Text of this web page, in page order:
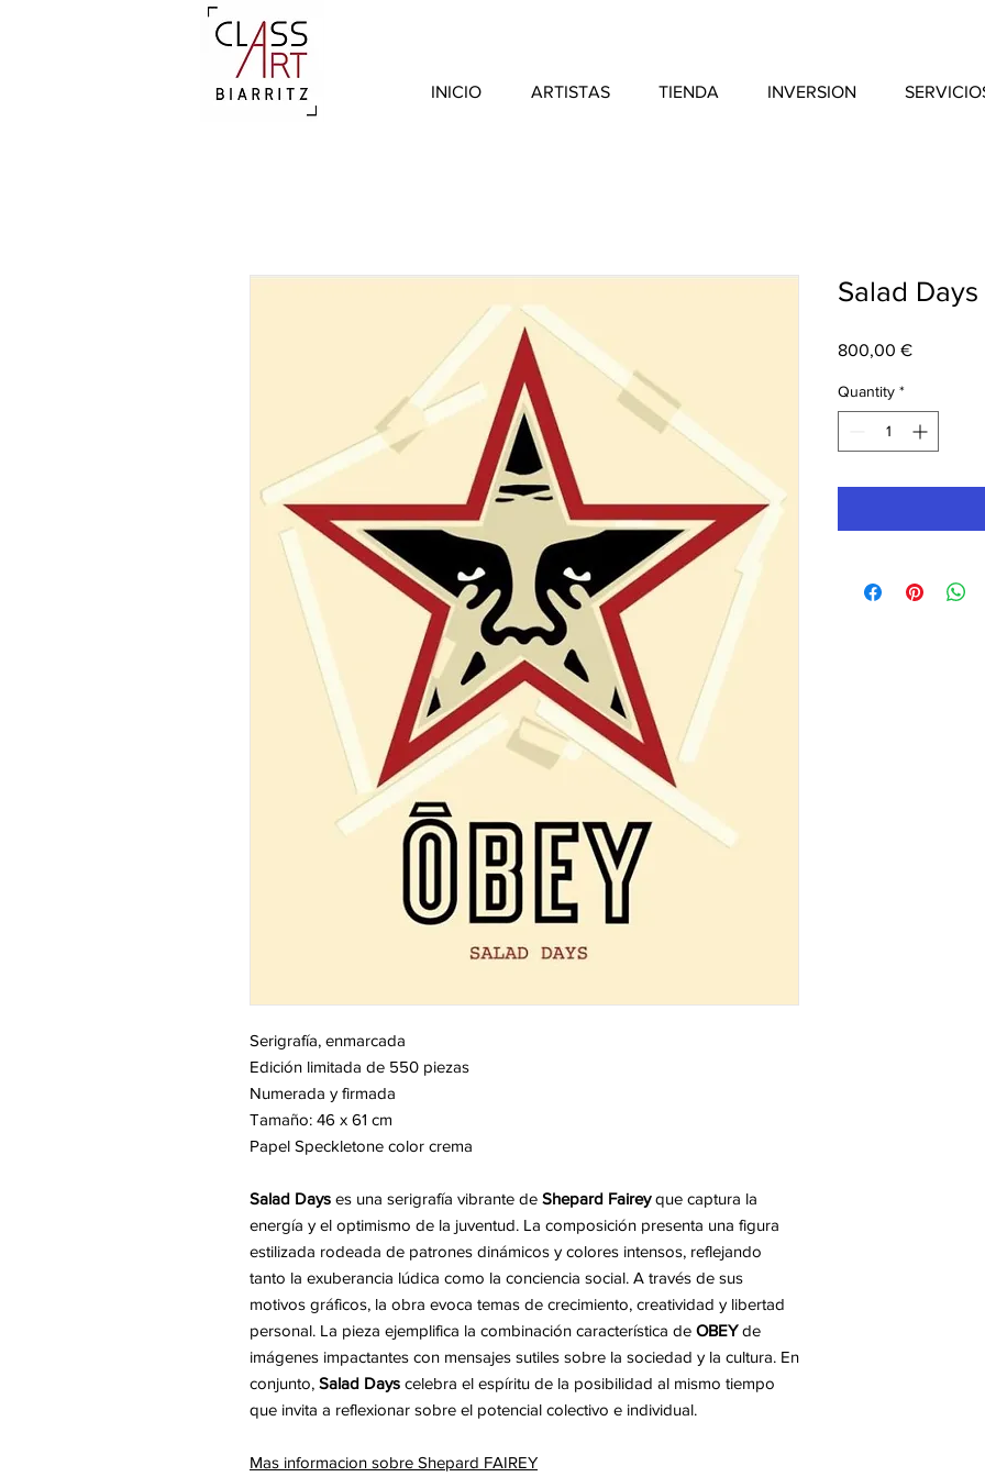
INICIO ARTISTAS TIENDA INVERSION
Serigrafía, enmarcada
Edición limitada de 550 piezas
Numerada y firmada
Tamaño: 46 x 61 cm
Papel Speckletone color crema
Salad Days es una serigrafía vibrante de Shepard Faireyque captura la
energía y el optimismo de la juventud. La composición presenta una figura
estilizada rodeada de patrones dinámicos y colores intensos, reflejando
tanto la exuberancia lúdica como la conciencia social. A través de sus
motivos gráficos, la obra evoca temas de crecimiento, creatividad y libertad
personal. La pieza ejemplifica la combinación característica de OBEYde
imágenes impactantes con mensajes sutiles sobre la sociedad y la cultura. En
conjunto, Salad Days celebra el espíritu de la posibilidad al mismo tiempo
que invita a reflexionar sobre el potencial colectivo e individual.
Mas informacion sobre Shepard FAIREY
Salad Days
800,00 €Price
Quantity *